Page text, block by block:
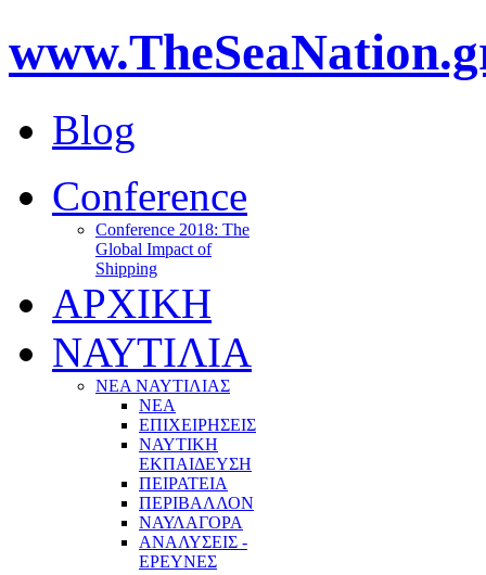
Blog
Conference
Conference 2018: The
Global Impact of
Shipping
ΑΡΧΙΚΗ
ΝΑΥΤΙΛΙΑ
ΝΕΑ ΝΑΥΤΙΛΙΑΣ
ΝΕΑ
ΕΠΙΧΕΙΡΗΣΕΙΣ
ΝΑΥΤΙΚΗ
ΕΚΠΑΙΔΕΥΣΗ
ΠΕΙΡΑΤΕΙΑ
ΠΕΡΙΒΑΛΛΟΝ
ΝΑΥΛΑΓΟΡΑ
ΑΝΑΛΥΣΕΙΣ -
ΕΡΕΥΝΕΣ